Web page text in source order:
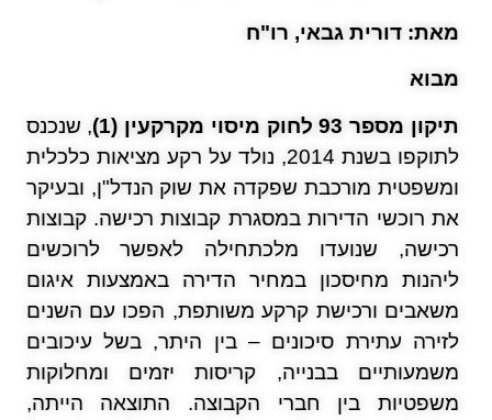
מאת: דורית גבאי, רו"ח
מבוא
תיקון מספר 93 לחוק מיסוי מקרקעין (1)
, שנכנס
לתוקפו בשנת 2014, נולד על רקע מציאות כלכלית
ומשפטית מורכבת שפקדה את שוק הנדל"ן, ובעיקר
את רוכשי הדירות במסגרת קבוצות רכישה. קבוצות
רכישה, שנועדו מלכתחילה לאפשר לרוכשים
ליהנות מחיסכון במחיר הדירה באמצעות איגום
משאבים ורכישת קרקע משותפת, הפכו עם השנים
לזירה עתירת סיכונים – בין היתר, בשל עיכובים
משמעותיים בבנייה, קריסות יזמים ומחלוקות
משפטיות בין חברי הקבוצה. התוצאה הייתה,